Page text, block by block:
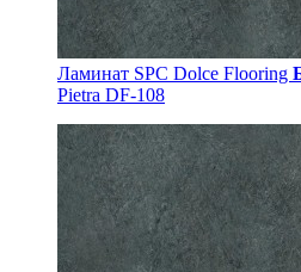
Ламинат SPC Dolce Flooring
Pietra DF-108